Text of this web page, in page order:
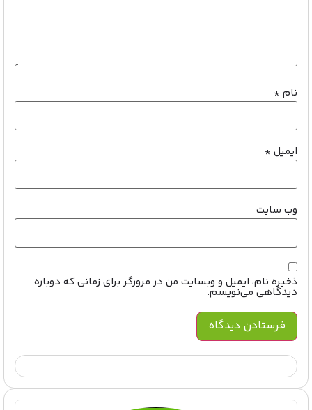
نام *
ایمیل *
وب‌ سایت
ذخیره نام، ایمیل و وبسایت من در مرورگر برای زمانی که دوباره
دیدگاهی می‌نویسم.